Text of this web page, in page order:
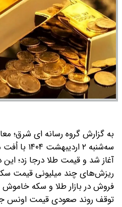
به گزارش گروه رسانه ای شرق؛
سه‌شنبه ۲
آغاز شد و قیمت طلا درجا زد؛
ریزش‌های چند میلیونی قیمت
فروش در بازار طلا و سکه
توقف روند صعودی قیمت اونس